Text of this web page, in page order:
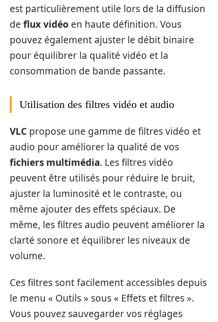
est particulièrement utile lors de la diffusion
de flux vidéo en haute définition. Vous
pouvez également ajuster le débit binaire
pour équilibrer la qualité vidéo et la
consommation de bande passante.
Utilisation des filtres vidéo et audio
VLC propose une gamme de filtres vidéo et
audio pour améliorer la qualité de vos
fichiers multimédia. Les filtres vidéo
peuvent être utilisés pour réduire le bruit,
ajuster la luminosité et le contraste, ou
même ajouter des effets spéciaux. De
même, les filtres audio peuvent améliorer la
clarté sonore et équilibrer les niveaux de
volume.
Ces filtres sont facilement accessibles depuis
le menu « Outils » sous « Effets et filtres ».
Vous pouvez sauvegarder vos réglages